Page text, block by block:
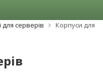
серверів
Корпуси для